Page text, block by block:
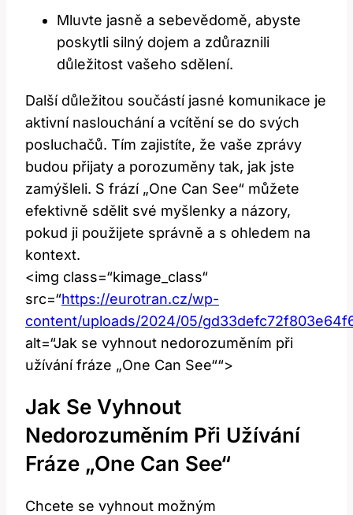
Mluvte jasně a sebevědomě, abyste
poskytli silný dojem a zdůraznili
důležitost vašeho sdělení.
Další důležitou součástí jasné komunikace je
aktivní naslouchání a vcítění se do svých
posluchačů. Tím zajistíte, že vaše zprávy
budou přijaty a porozuměny tak, jak jste
zamýšleli. S frází „One Can See“ můžete
efektivně sdělit své myšlenky a názory,
pokud ji použijete správně a s ohledem na
kontext.
<img class=“kimage_class“
src=“https://eurotran.cz/wp-
content/uploads/2024/05/
alt=“Jak se vyhnout nedorozuměním při
užívání fráze „One Can See““>
Jak Se Vyhnout
Nedorozuměním Při Užívání
Fráze „One Can See“
Chcete se vyhnout možným